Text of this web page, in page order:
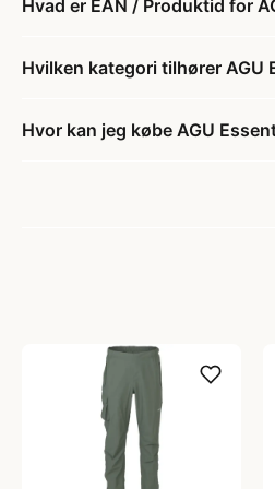
Hvad er EAN / Produktid for
Hvilken kategori tilhører AGU
Hvor kan jeg købe AGU